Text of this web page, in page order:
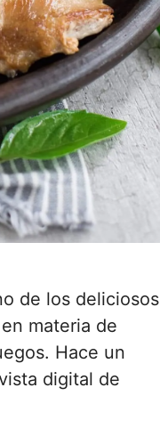
de los deliciosos
materia de
Hace un
digital de